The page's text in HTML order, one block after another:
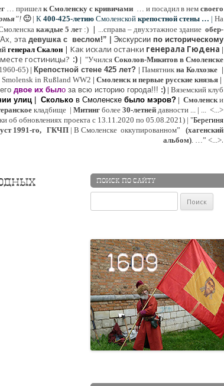
… пришел к Смоленску с кривичами … и посадил в нем своего
”! 🙂| К 400-425-летию Смоленской крепостной стены … | На
каждые 5 лет :) | ...справа – двухэтажное здание обер-
эта девушка с веслом!” Экскурсии по историческому
генерал Скалон | Как искали останки генерала Гюдена |
месте гостиницы? :) | "Учился Соколов-Микитов в Смоленске
65) | Крепостной стене 425 лет? | Памятник на Колхозке |
in Rußland WW2 | Смоленск и первые русские князья |
двое их было за всю историю города!!! :) | Вяземский клуб
улиц Сколько в Смоленске было мэров? | Смоленски
кладбище | Митинг более 30-летней давности ... | ... <...>
об обновлениях проекта с 13.11.2020 по 05.08.2021) | "Берегиня
1991-го, ГКЧП | В Смоленске оккупированном” (хагенский
альбом). …” <...>.
ПОИСК ПО САЙТУ